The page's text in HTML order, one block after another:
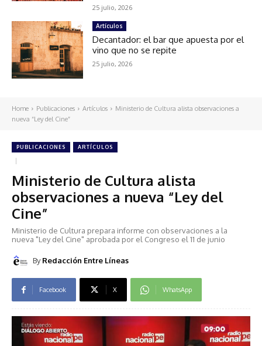
25 julio, 2026
Artículos
Decantador: el bar que apuesta por el
vino que no se repite
25 julio, 2026